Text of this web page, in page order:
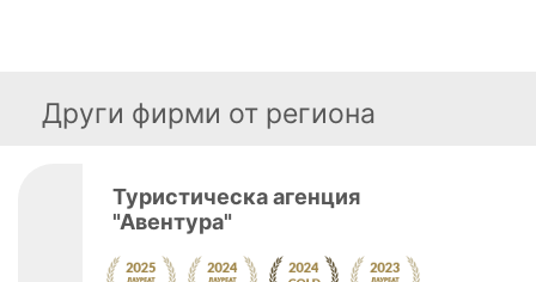
Други фирми от региона
Туристическа агенция
"Авентура"